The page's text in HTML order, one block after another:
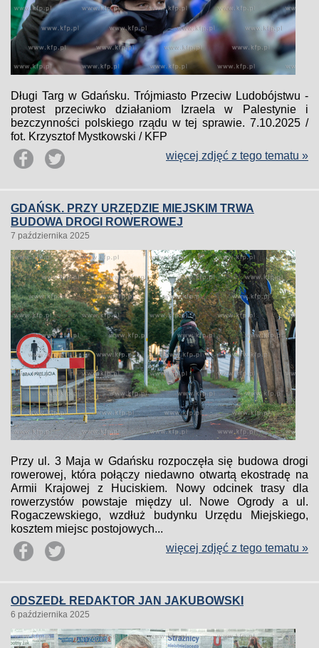
Długi Targ w Gdańsku. Trójmiasto Przeciw Ludobójstwu -
protest przeciwko działaniom Izraela w Palestynie i
bezczynności polskiego rządu w tej sprawie. 7.10.2025 /
fot. Krzysztof Mystkowski / KFP
więcej zdjęć z tego tematu »
GDAŃSK. PRZY URZĘDZIE MIEJSKIM TRWA
BUDOWA DROGI ROWEROWEJ
7 października 2025
Przy ul. 3 Maja w Gdańsku rozpoczęła się budowa drogi
rowerowej, która połączy niedawno otwartą ekostradę na
Armii Krajowej z Huciskiem. Nowy odcinek trasy dla
rowerzystów powstaje między ul. Nowe Ogrody a ul.
Rogaczewskiego, wzdłuż budynku Urzędu Miejskiego,
kosztem miejsc postojowych...
więcej zdjęć z tego tematu »
ODSZEDŁ REDAKTOR JAN JAKUBOWSKI
6 października 2025